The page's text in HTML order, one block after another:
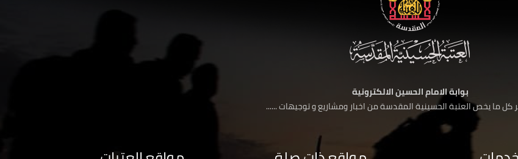
بوابة الامام الحسين الالكترونية
كل ما يخص العتبة الحسينية المقدسة من اخبار ومشاريع و توجيهات ......